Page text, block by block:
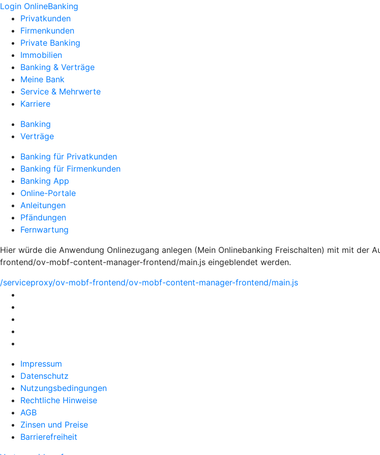
Login OnlineBanking
Privatkunden
Firmenkunden
Private Banking
Immobilien
Banking & Verträge
Meine Bank
Service & Mehrwerte
Karriere
Banking
Verträge
Banking für Privatkunden
Banking für Firmenkunden
Banking App
Online-Portale
Anleitungen
Pfändungen
Fernwartung
Hier würde die Anwendung Onlinezugang anlegen (Mein Onlinebanking Freischalten) mit mit
frontend/ov-mobf-content-manager-frontend/main.js eingeblendet werden.
/serviceproxy/ov-mobf-frontend/ov-mobf-content-manager-frontend/main.js
Impressum
Datenschutz
Nutzungsbedingungen
Rechtliche Hinweise
AGB
Zinsen und Preise
Barrierefreiheit